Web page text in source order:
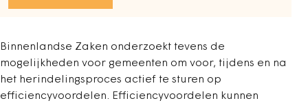
Binnenlandse Zaken onderzoekt tevens de
mogelijkheden voor gemeenten om voor, tijdens en na
het herindelingsproces actief te sturen op
efficiencyvoordelen. Efficiencyvoordelen kunnen